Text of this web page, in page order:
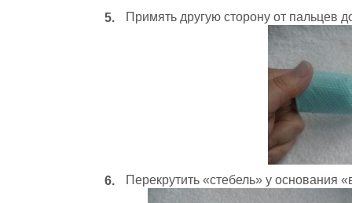
Примять другую сторону от пальцев
Перекрутить «стебель» у основания